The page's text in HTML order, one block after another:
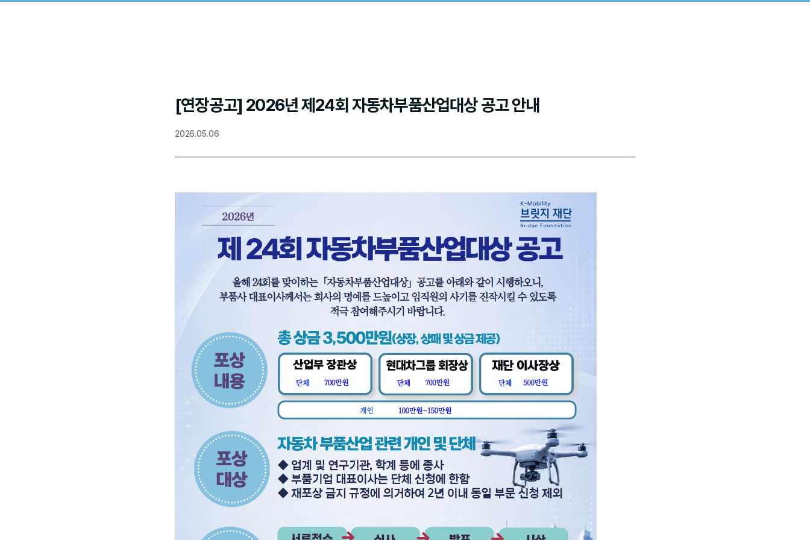
[연장공고] 2026년 제24회 자동차부품산업대상 공고 안내
2026.05.06